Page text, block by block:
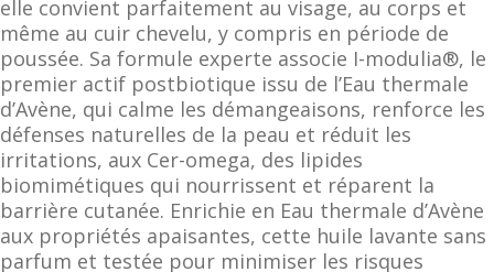
elle convient parfaitement au visage, au corps et
même au cuir chevelu, y compris en période de
poussée. Sa formule experte associe I-modulia®, le
premier actif postbiotique issu de l’Eau thermale
d’Avène, qui calme les démangeaisons, renforce les
défenses naturelles de la peau et réduit les
irritations, aux Cer-omega, des lipides
biomimétiques qui nourrissent et réparent la
barrière cutanée. Enrichie en Eau thermale d’Avène
aux propriétés apaisantes, cette huile lavante sans
parfum et testée pour minimiser les risques